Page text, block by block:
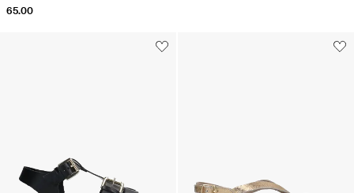
65.00